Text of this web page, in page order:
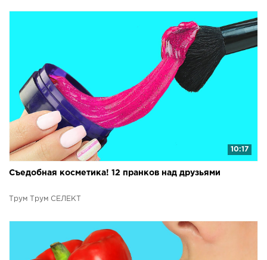
10:17
Съедобная косметика! 12 пранков над друзьями
Трум Трум СЕЛЕКТ